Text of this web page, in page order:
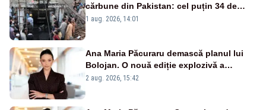
cărbune din Pakistan: cel puțin 34 de
morți - VIDEO
1 aug. 2026, 14:01
Ana Maria Păcuraru demască planul lui
Bolojan. O nouă ediție explozivă a
emisiunii „Miza Zilei” la Realitatea PLUS
2 aug. 2026, 15:42